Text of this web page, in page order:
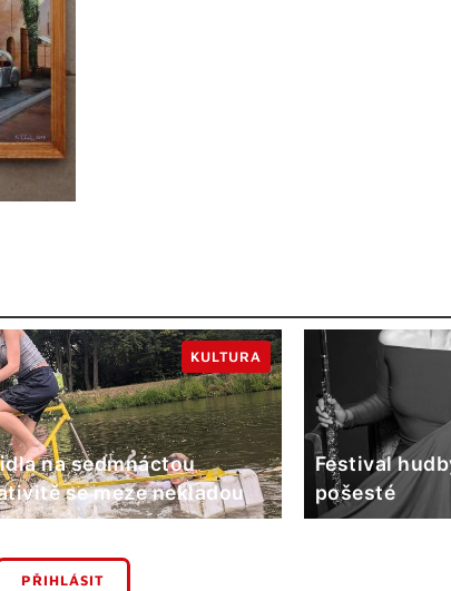
na sedmnáctou
se meze nekladou
KULTURA
Festival
pošesté
PŘIHLÁSIT